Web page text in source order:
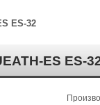
ЕS-32
ES ЕS-